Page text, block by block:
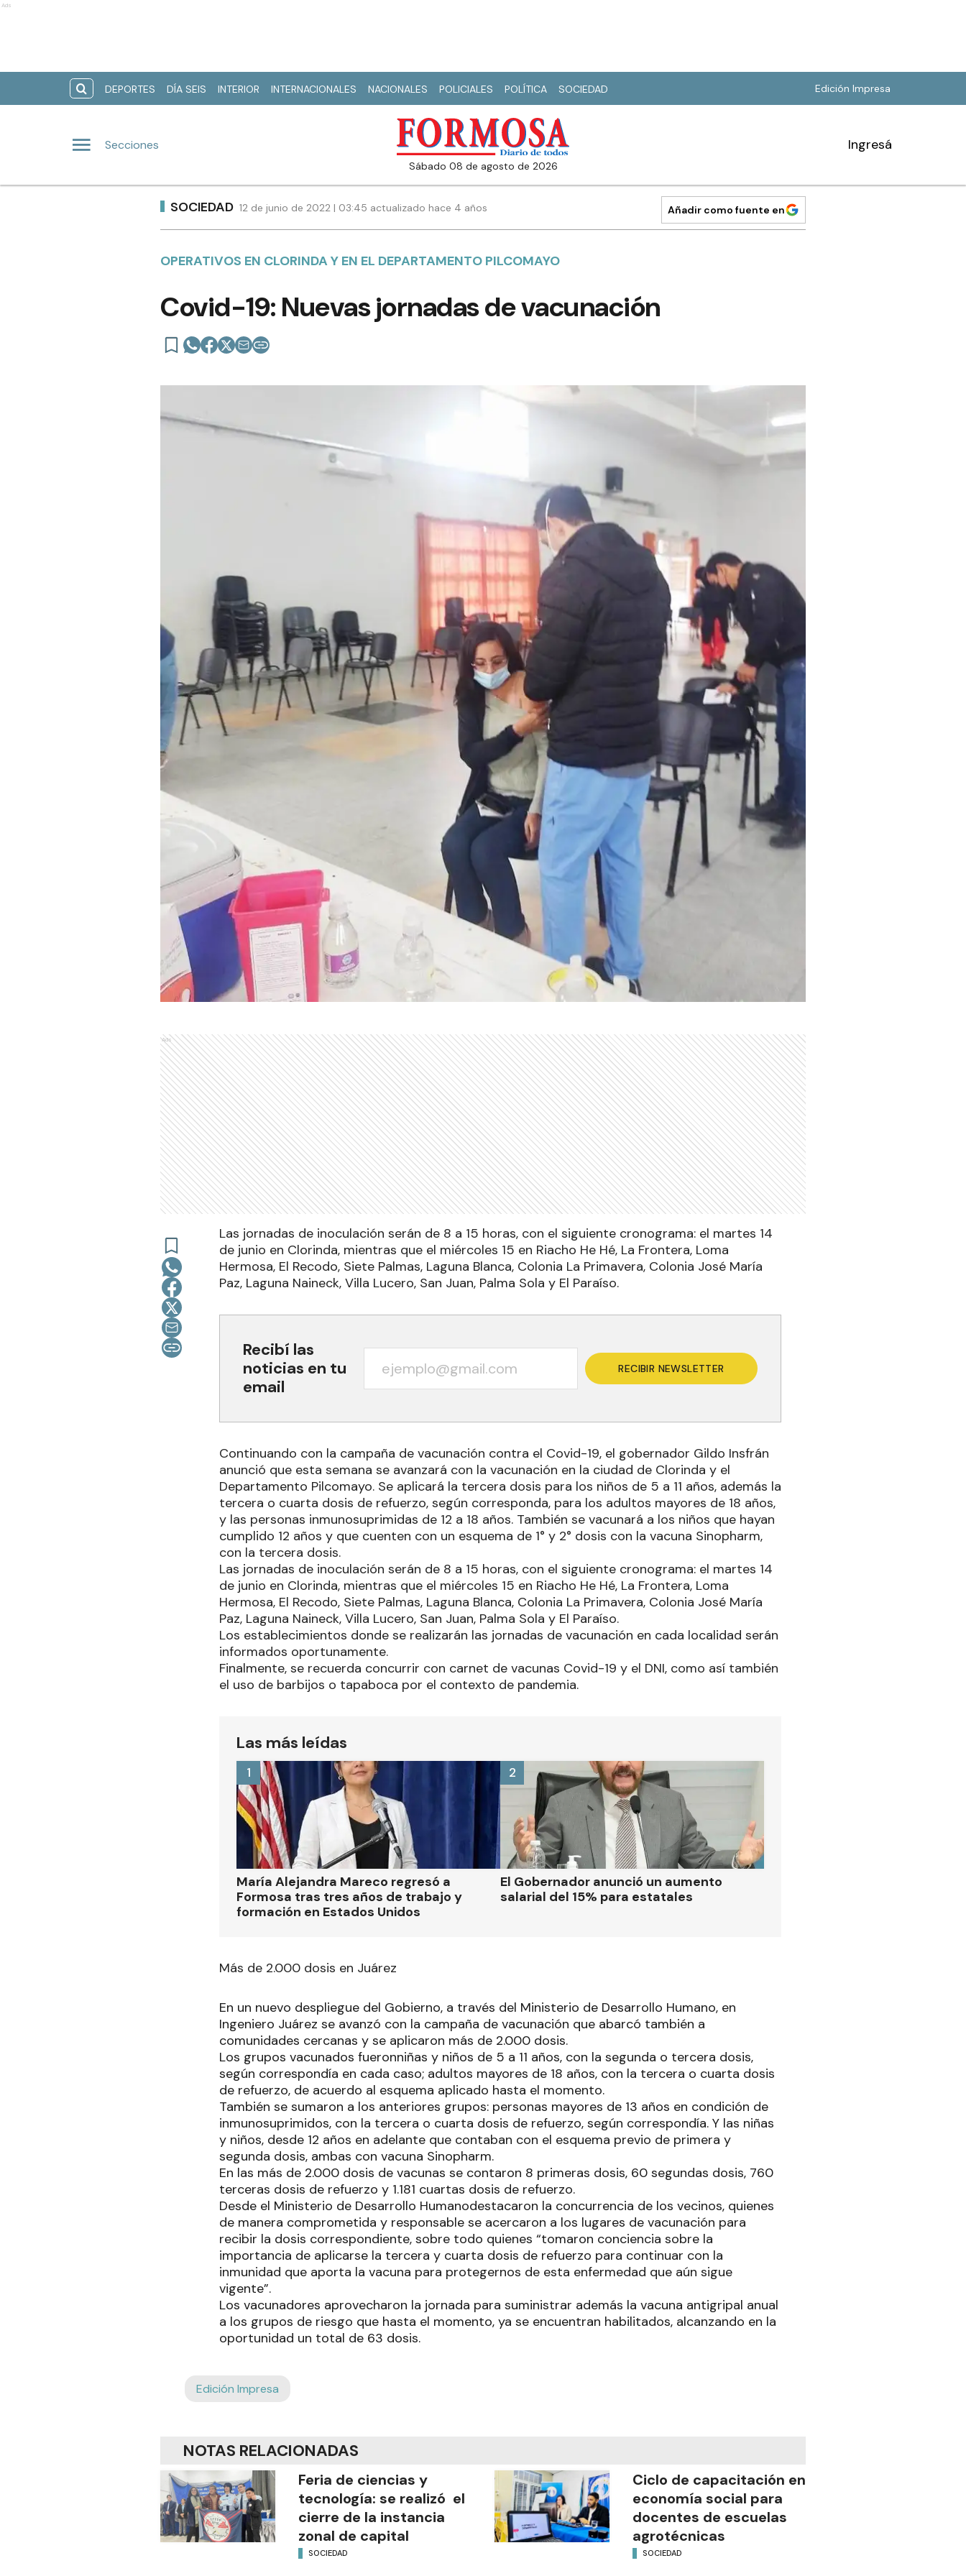
Ads
DEPORTES DÍA SEIS INTERIOR INTERNACIONALES NACIONALES POLICIALES POLÍTICA SOCIEDAD Edición Impresa
Secciones
sábado 08 de agosto de 2026
Ingresá
SOCIEDAD 12 de junio de 2022 | 03:45 actualizado hace 4 años Añadir como fuente en
OPERATIVOS EN CLORINDA Y EN EL DEPARTAMENTO PILCOMAYO
Covid-19: Nuevas jornadas de vacunación
Ads
Las jornadas de inoculación serán de 8 a 15 horas, con el siguiente cronograma: el martes 14
de junio en Clorinda, mientras que el miércoles 15 en Riacho He Hé, La Frontera, Loma
Hermosa, El Recodo, Siete Palmas, Laguna Blanca, Colonia La Primavera, Colonia José María
Paz, Laguna Naineck, Villa Lucero, San Juan, Palma Sola y El Paraíso.
Recibí las
noticias en tu
email
RECIBIR NEWSLETTER
Continuando con la campaña de vacunación contra el Covid-19, el gobernador Gildo Insfrán
anunció que esta semana se avanzará con la vacunación en la ciudad de Clorinda y el
Departamento Pilcomayo. Se aplicará la tercera dosis para los niños de 5 a 11 años, además la
tercera o cuarta dosis de refuerzo, según corresponda, para los adultos mayores de 18 años,
y las personas inmunosuprimidas de 12 a 18 años. También se vacunará a los niños que hayan
cumplido 12 años y que cuenten con un esquema de 1° y 2° dosis con la vacuna Sinopharm,
con la tercera dosis.
Las jornadas de inoculación serán de 8 a 15 horas, con el siguiente cronograma: el martes 14
de junio en Clorinda, mientras que el miércoles 15 en Riacho He Hé, La Frontera, Loma
Hermosa, El Recodo, Siete Palmas, Laguna Blanca, Colonia La Primavera, Colonia José María
Paz, Laguna Naineck, Villa Lucero, San Juan, Palma Sola y El Paraíso.
Los establecimientos donde se realizarán las jornadas de vacunación en cada localidad serán
informados oportunamente.
Finalmente, se recuerda concurrir con carnet de vacunas Covid-19 y el DNI, como así también
el uso de barbijos o tapaboca por el contexto de pandemia.
Las más leídas
María Alejandra Mareco regresó a
Formosa tras tres años de trabajo y
formación en Estados Unidos
1
El Gobernador anunció un aumento
salarial del 15% para estatales
2
Más de 2.000 dosis en Juárez
En un nuevo despliegue del Gobierno, a través del Ministerio de Desarrollo Humano, en
Ingeniero Juárez se avanzó con la campaña de vacunación que abarcó también a
comunidades cercanas y se aplicaron más de 2.000 dosis.
Los grupos vacunados fueronniñas y niños de 5 a 11 años, con la segunda o tercera dosis,
según correspondía en cada caso; adultos mayores de 18 años, con la tercera o cuarta dosis
de refuerzo, de acuerdo al esquema aplicado hasta el momento.
También se sumaron a los anteriores grupos: personas mayores de 13 años en condición de
inmunosuprimidos, con la tercera o cuarta dosis de refuerzo, según correspondía. Y las niñas
y niños, desde 12 años en adelante que contaban con el esquema previo de primera y
segunda dosis, ambas con vacuna Sinopharm.
En las más de 2.000 dosis de vacunas se contaron 8 primeras dosis, 60 segundas dosis, 760
terceras dosis de refuerzo y 1.181 cuartas dosis de refuerzo.
Desde el Ministerio de Desarrollo Humanodestacaron la concurrencia de los vecinos, quienes
de manera comprometida y responsable se acercaron a los lugares de vacunación para
recibir la dosis correspondiente, sobre todo quienes “tomaron conciencia sobre la
importancia de aplicarse la tercera y cuarta dosis de refuerzo para continuar con la
inmunidad que aporta la vacuna para protegernos de esta enfermedad que aún sigue
vigente”.
Los vacunadores aprovecharon la jornada para suministrar además la vacuna antigripal anual
a los grupos de riesgo que hasta el momento, ya se encuentran habilitados, alcanzando en la
oportunidad un total de 63 dosis.
Edición Impresa
NOTAS RELACIONADAS
Feria de ciencias y
tecnología: se realizó el
cierre de la instancia
zonal de capital
SOCIEDAD
Ciclo de capacitación en
economía social para
docentes de escuelas
agrotécnicas
SOCIEDAD